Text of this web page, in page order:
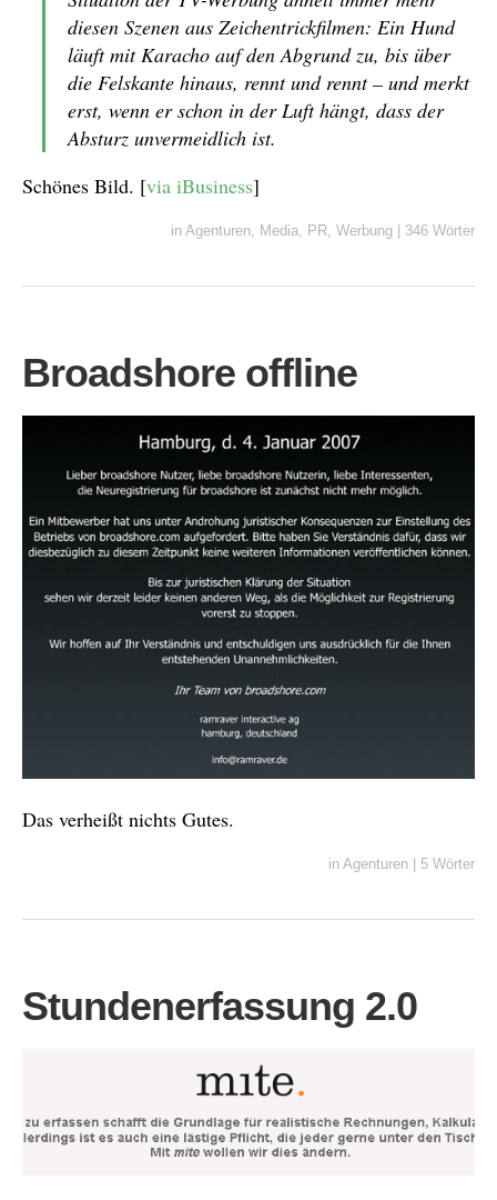
diesen Szenen aus Zeichentrickfilmen: Ein Hund
läuft mit Karacho auf den Abgrund zu, bis über
die Felskante hinaus, rennt und rennt – und merkt
erst, wenn er schon in der Luft hängt, dass der
Absturz unvermeidlich ist.
Schönes Bild. [via iBusiness]
in Agenturen, Media, PR, Werbung 346 Wörter
Broadshore offline
Das verheißt nichts Gutes.
in Agenturen | 5 Wörter
Stundenerfassung 2.0